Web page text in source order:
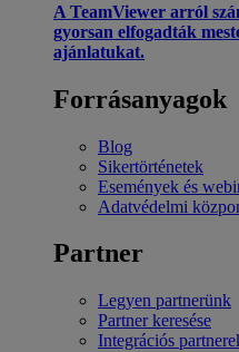
A TeamViewer arról
gyorsan elfogadták
ajánlatukat.
Forrásanyagok
Blog
Sikertörténetek
Események és
Adatvédelmi
Partner
Legyen partnerünk
Partner keresése
Integrációs